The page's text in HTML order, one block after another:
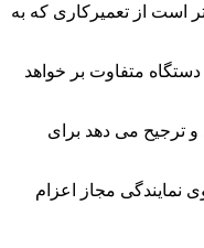
است از تعمیرکاری که به
متفاوت بر خواهد
ترجیح می دهد برای
نمایندگی مجاز اعزام